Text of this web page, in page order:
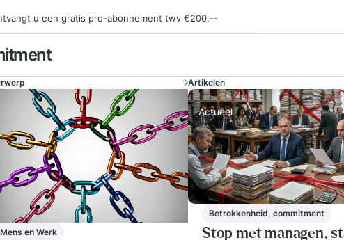
dan is
is het
vullen.
u een gratis pro-abonnement twv €200,--
Mens en Werk
Artikelen
Actueel
Betrokkenheid, commitment
Stop met managen,